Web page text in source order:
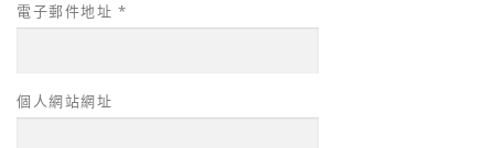
電子郵件地址 *
個人網站網址